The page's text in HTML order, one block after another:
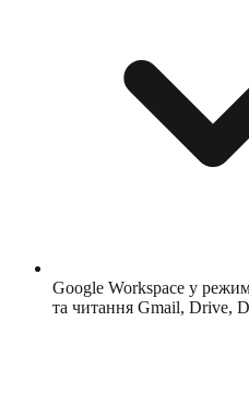
Google Workspace у
та читання Gmail, Drive,